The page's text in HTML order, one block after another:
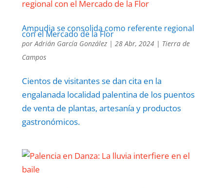
Ampudia se consolida como referente regional
con el Mercado de la Flor
porAdrián García González| 28 Abr, 2024| Tierra de
Campos
Cientos de visitantes se dan cita en la
engalanada localidad palentina de los puentos
de venta de plantas, artesanía y productos
gastronómicos.